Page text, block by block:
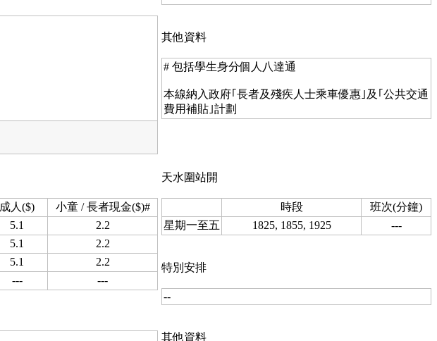
其他資料
# 包括學生身分個人八達通
本線納入政府｢長者及殘疾人士乘車優惠｣及｢公共交通
費用補貼｣計劃
成人($)
小童 / 長者現金($)#
5.1
2.2
5.1
2.2
5.1
2.2
--- ---
天水圍站開
時段
班次(分鐘)
星期一至五
1825, 1855, 1925 ---
特別安排
--
其他資料